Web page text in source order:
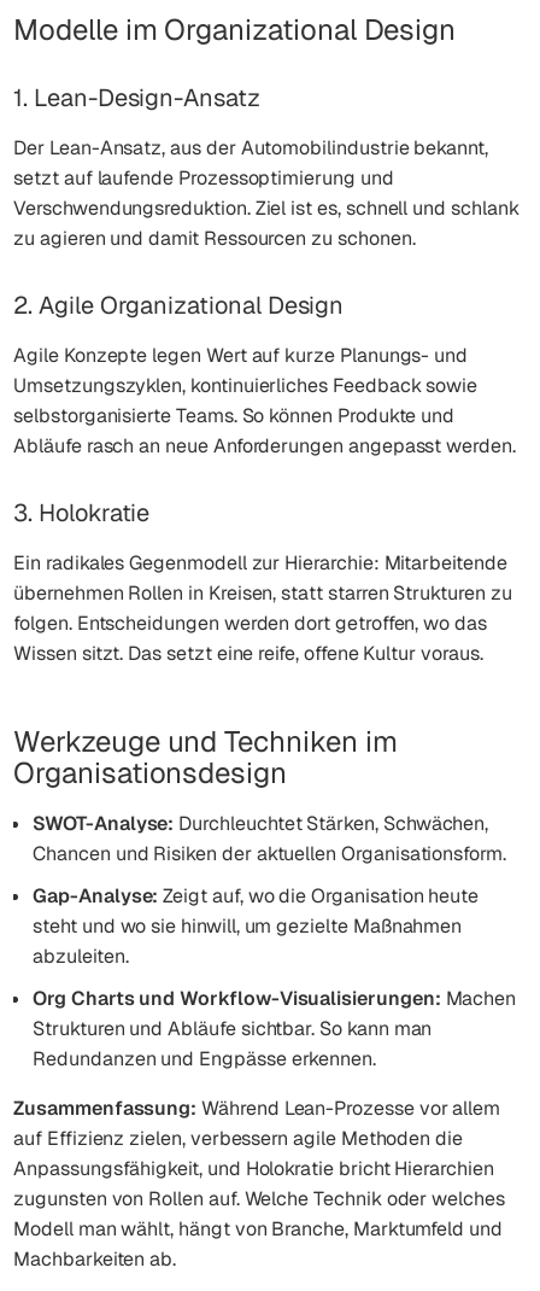
Modelle im Organizational Design
1. Lean-Design-Ansatz
Der Lean-Ansatz, aus der Automobilindustrie bekannt,
setzt auf laufende Prozessoptimierung und
Verschwendungsreduktion. Ziel ist es, schnell und schlank
zu agieren und damit Ressourcen zu schonen.
2. Agile Organizational Design
Agile Konzepte legen Wert auf kurze Planungs- und
Umsetzungszyklen, kontinuierliches Feedback sowie
selbstorganisierte Teams. So können Produkte und
Abläufe rasch an neue Anforderungen angepasst werden.
3. Holokratie
Ein radikales Gegenmodell zur Hierarchie: Mitarbeitende
übernehmen Rollen in Kreisen, statt starren Strukturen zu
folgen. Entscheidungen werden dort getroffen, wo das
Wissen sitzt. Das setzt eine reife, offene Kultur voraus.
Werkzeuge und Techniken im
Organisationsdesign
SWOT-Analyse: Durchleuchtet Stärken, Schwächen,
Chancen und Risiken der aktuellen Organisationsform.
Gap-Analyse: Zeigt auf, wo die Organisation heute
steht und wo sie hinwill, um gezielte Maßnahmen
abzuleiten.
Org Charts und Workflow-Visualisierungen: Machen
Strukturen und Abläufe sichtbar. So kann man
Redundanzen und Engpässe erkennen.
Zusammenfassung: Während Lean-Prozesse vor allem
auf Effizienz zielen, verbessern agile Methoden die
Anpassungsfähigkeit, und Holokratie bricht Hierarchien
zugunsten von Rollen auf. Welche Technik oder welches
Modell man wählt, hängt von Branche, Marktumfeld und
Machbarkeiten ab.